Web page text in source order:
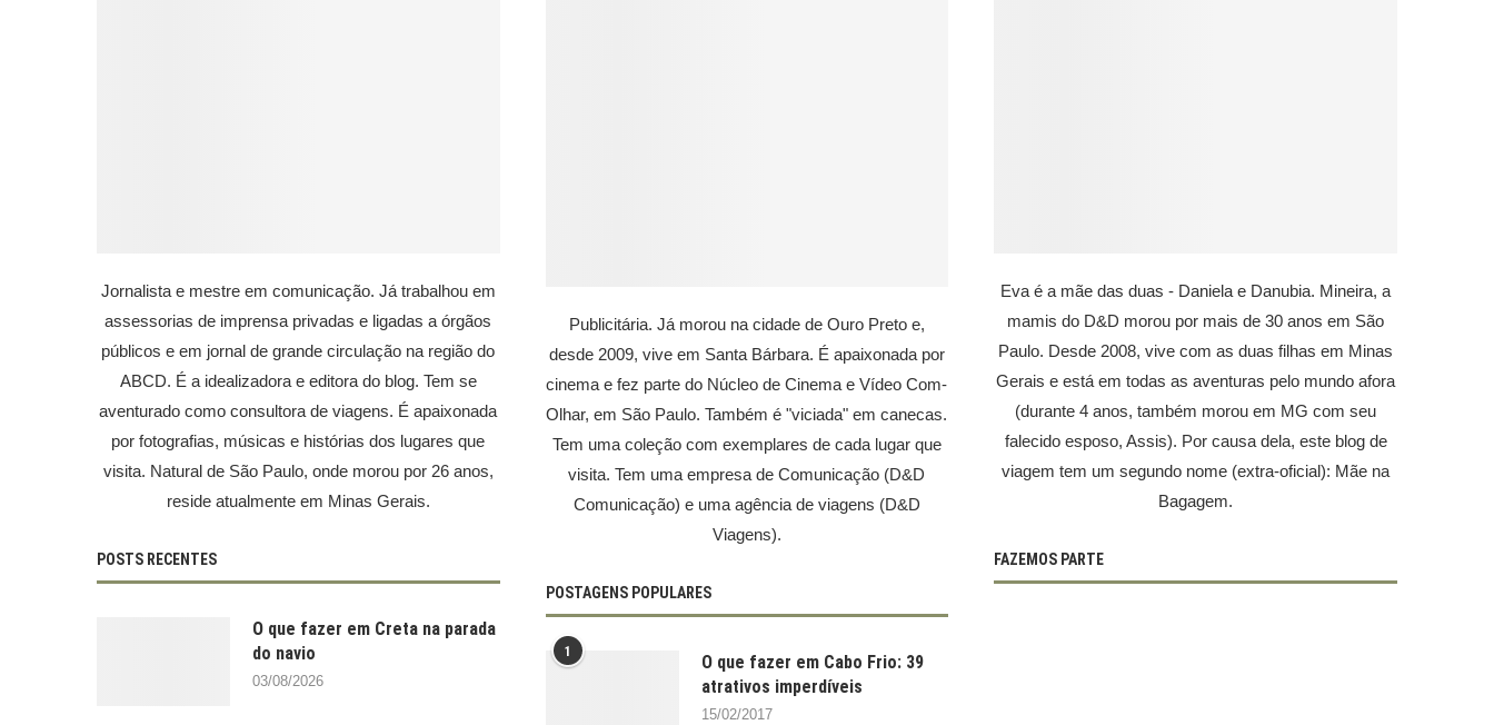
Jornalista e mestre em comunicação. Já trabalhou em
assessorias de imprensa privadas e ligadas a órgãos
públicos e em jornal de grande circulação na região do
ABCD. É a idealizadora e editora do blog. Tem se
aventurado como consultora de viagens. É apaixonada
por fotografias, músicas e histórias dos lugares que
visita. Natural de São Paulo, onde morou por 26 anos,
reside atualmente em Minas Gerais.
POSTS RECENTES
O que fazer em Creta na parada
do navio
03/08/2026
Publicitária. Já morou na cidade de Ouro Preto e,
desde 2009, vive em Santa Bárbara. É apaixonada por
cinema e fez parte do Núcleo de Cinema e Vídeo Com-
Olhar, em São Paulo. Também é "viciada" em canecas.
Tem uma coleção com exemplares de cada lugar que
visita. Tem uma empresa de Comunicação (D&D
Comunicação) e uma agência de viagens (D&D
Viagens).
POSTAGENS POPULARES
1
O que fazer em Cabo Frio: 39
atrativos imperdíveis
15/02/2017
Eva é a mãe das duas - Daniela e Danubia. Mineira, a
mamis do D&D morou por mais de 30 anos em São
Paulo. Desde 2008, vive com as duas filhas em Minas
Gerais e está em todas as aventuras pelo mundo afora
(durante 4 anos, também morou em MG com seu
falecido esposo, Assis). Por causa dela, este blog de
viagem tem um segundo nome (extra-oficial): Mãe na
Bagagem.
FAZEMOS PARTE